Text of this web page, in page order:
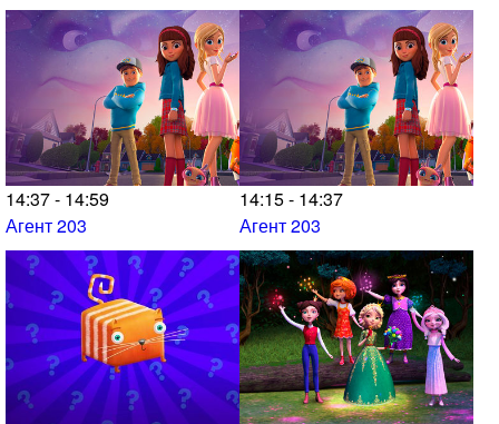
14:37 - 14:59
Агент 203
14:15 - 14:37
Агент 203